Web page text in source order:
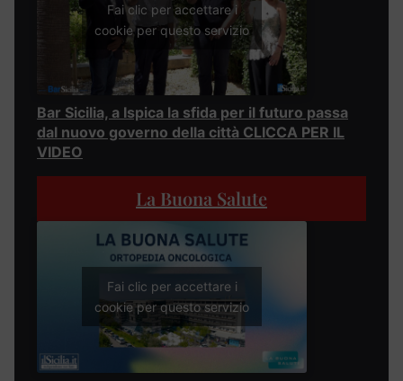
Fai clic per accettare i
cookie per questo servizio
Bar Sicilia, a Ispica la sfida per il futuro passa
dal nuovo governo della città CLICCA PER IL
VIDEO
La Buona Salute
Fai clic per accettare i
cookie per questo servizio